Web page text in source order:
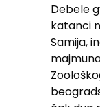
Debele
katanci
Samija,